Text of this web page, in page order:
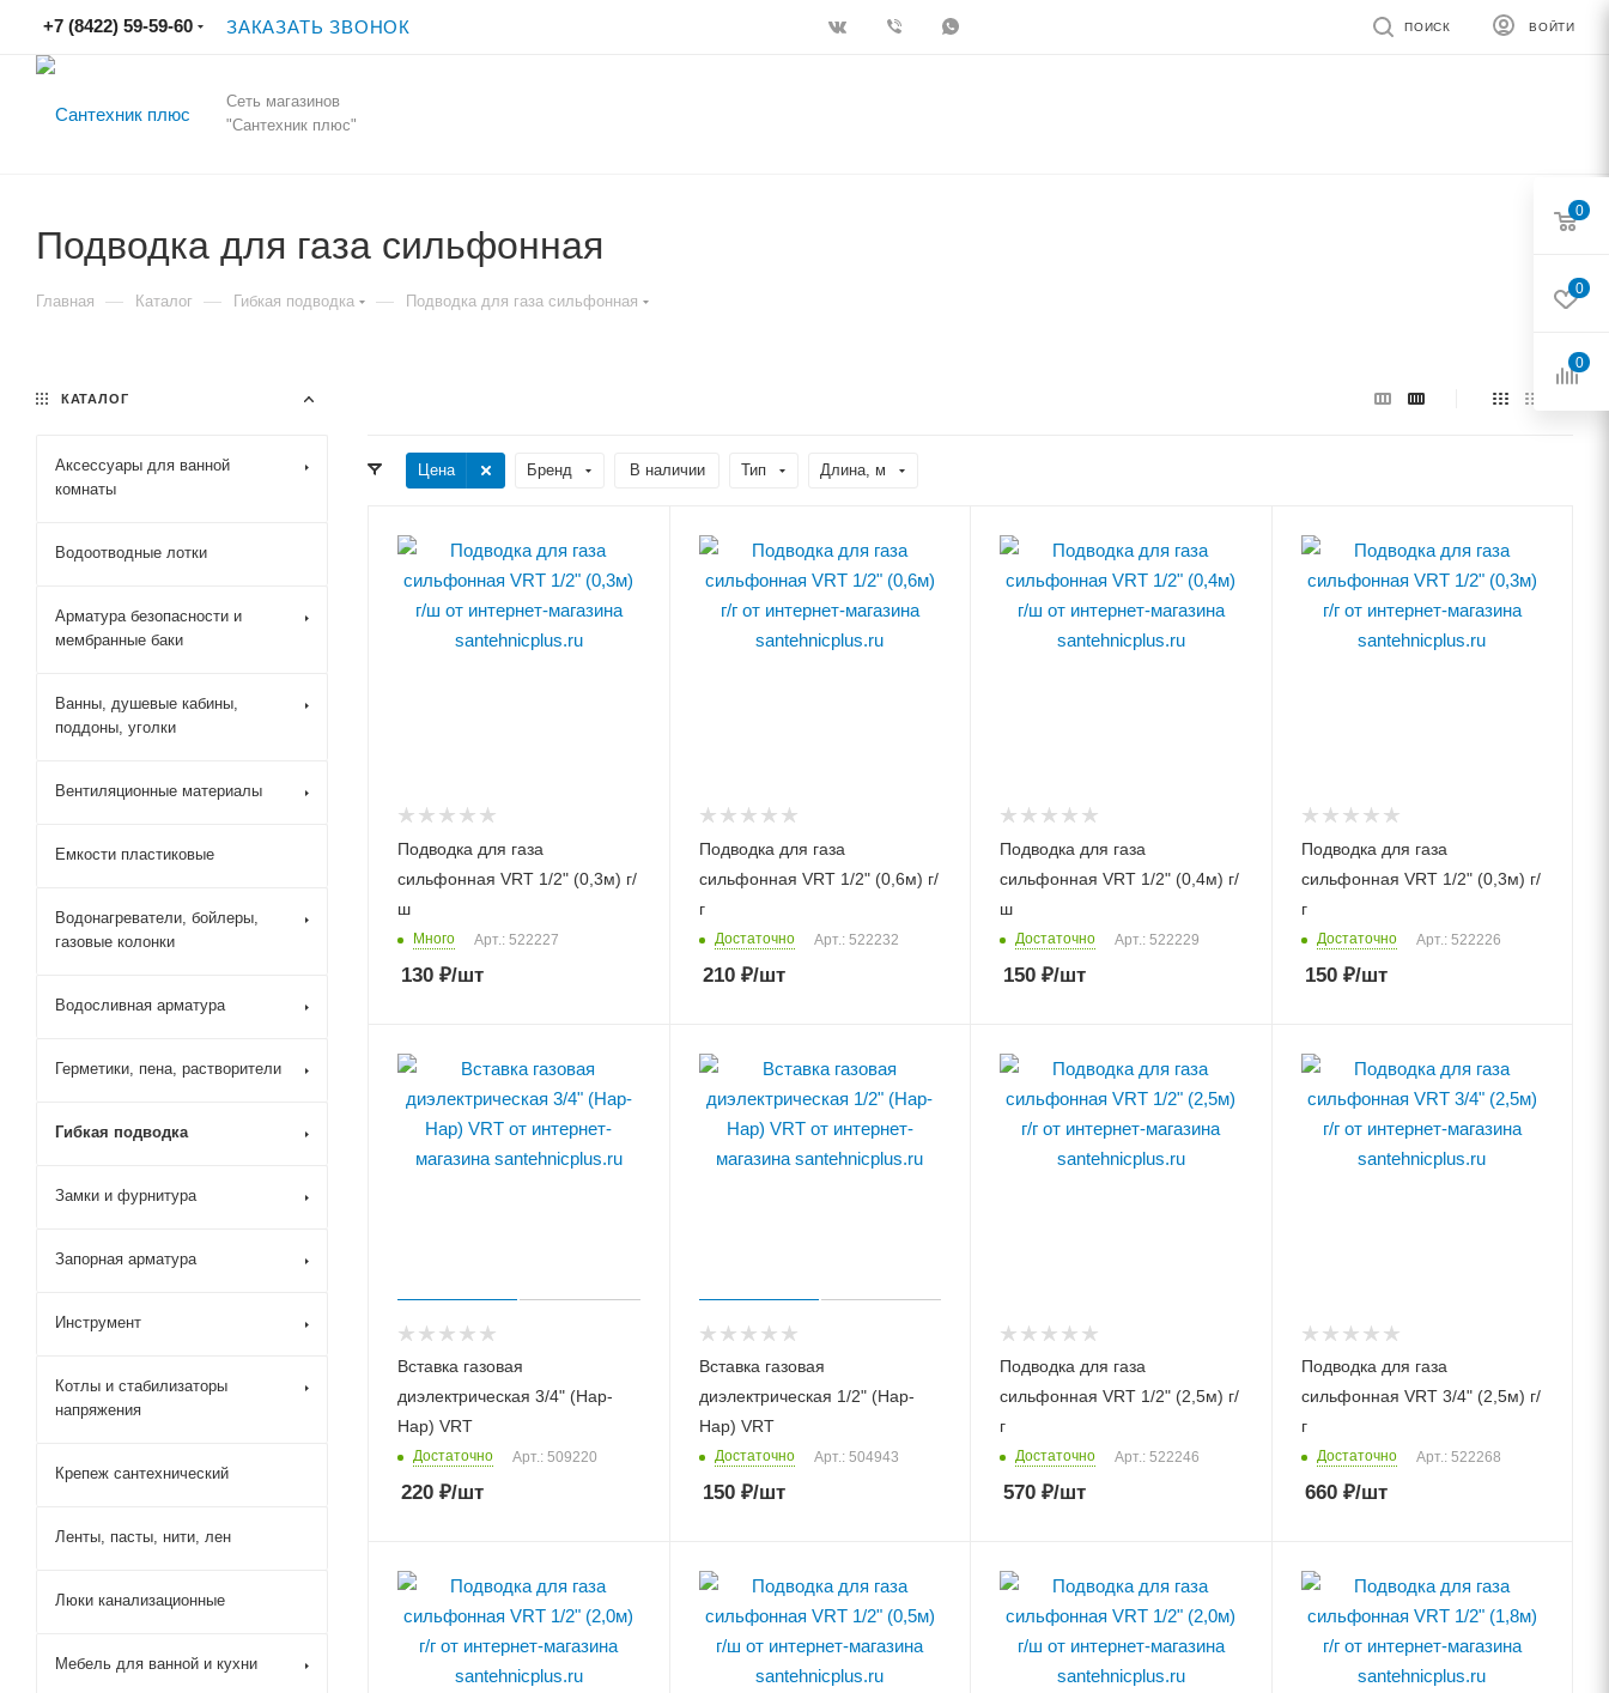
+7 (8422) 59-59-60 ЗАКАЗАТЬ ЗВОНОК ВОЙТИ
ПОИСК
Сеть магазинов
"Сантехник плюс"
Подводка для газа сильфонная
Главная — Каталог — Гибкая подводка — Подводка для газа сильфонная
Цена Бренд В наличии Тип Длина, м
Подводка для газа
сильфонная VRT 1/2" (0,3м) г/
ш
Много Арт.: 522227
130 ₽/шт
Подводка для газа
сильфонная VRT 1/2" (0,6м) г/
г
Достаточно Арт.: 522232
210₽/шт
Подводка для газа
сильфонная VRT 1/2" (0,4м) г/
ш
Достаточно Арт.: 522229
150 ₽/шт
Подводка для газа
сильфонная VRT 1/2" (0,3м) г/
г
Достаточно Арт.: 522226
150₽/шт
Вставка газовая
диэлектрическая 3/4" (Нар-
Нар) VRT
Достаточно Арт.: 509220
220 ₽/шт
Вставка газовая
диэлектрическая 1/2" (Нар-
Нар) VRT
Достаточно Арт.: 504943
150₽/шт
Подводка для газа
сильфонная VRT 1/2" (2,5м) г/
г
Достаточно Арт.: 522246
570 ₽/шт
Подводка для газа
сильфонная VRT 3/4" (2,5м) г/
г
Достаточно Арт.: 522268
660₽/шт
КАТАЛОГ
Аксессуары для ванной
комнаты
Водоотводные лотки
Арматура безопасности и
мембранные баки
Ванны, душевые кабины,
поддоны, уголки
Вентиляционные материалы
Емкости пластиковые
Водонагреватели, бойлеры,
газовые колонки
Водосливная арматура
Герметики, пена, растворители
Гибкая подводка
Замки и фурнитура
Запорная арматура
Инструмент
Котлы и стабилизаторы
напряжения
Крепеж сантехнический
Ленты, пасты, нити, лен
Люки канализационные
Мебель для ванной и кухни
0
0
0